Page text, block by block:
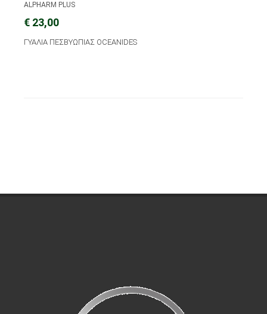
ALPHARM PLUS
€ 23,00
ΓΥΑΛΙΑ ΠΕΣΒΥΩΠΙΑΣ OCEANIDES